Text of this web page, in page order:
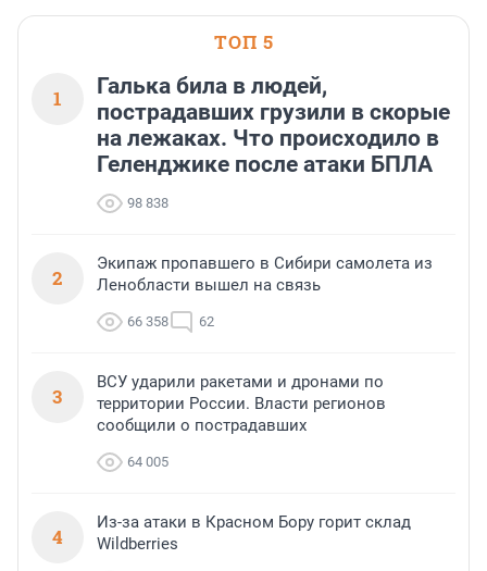
ТОП 5
1
Галька била в людей,
пострадавших грузили в скорые
на лежаках. Что происходило в
Геленджике после атаки БПЛА
98 838
2
Экипаж пропавшего в Сибири самолета из
Ленобласти вышел на связь
66 358 62
3
ВСУ ударили ракетами и дронами по
территории России. Власти регионов
сообщили о пострадавших
64 005
4
Из-за атаки в Красном Бору горит склад
Wildberries